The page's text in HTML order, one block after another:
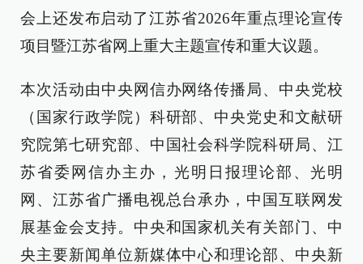
会上还发布启动了江苏省2026年重点理论宣传
项目暨江苏省网上重大主题宣传和重大议题。
本次活动由中央网信办网络传播局、中央党校
（国家行政学院）科研部、中央党史和文献研
究院第七研究部、中国社会科学院科研局、江
苏省委网信办主办，光明日报理论部、光明
网、江苏省广播电视总台承办，中国互联网发
展基金会支持。中央和国家机关有关部门、中
央主要新闻单位新媒体中心和理论部、中央新